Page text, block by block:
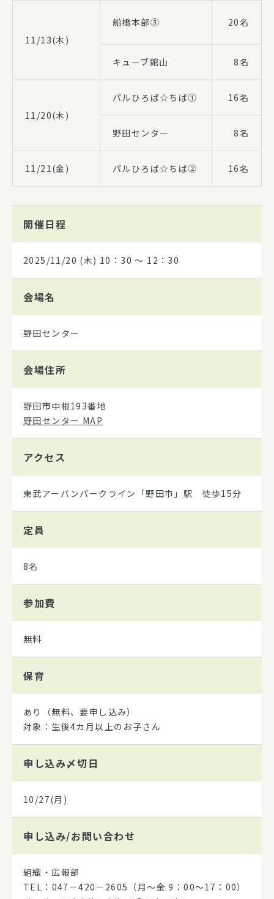
11/13(木)
船橋本部③ 20名
キューブ館山 8名
11/20(木)
パルひろば☆ちば① 16名
野田センター 8名
11/21(金) パルひろば☆ちば② 16名
開催日程
2025/11/20 (木) 10：30 〜 12：30
会場名
野田センター
会場住所
野田市中根193番地
野田センター MAP
アクセス
東武アーバンパークライン「野田市」駅 徒歩15分
定員
8名
参加費
無料
保育
あり（無料、要申し込み）
対象：生後4カ月以上のお子さん
申し込み〆切日
10/27(月)
申し込み/お問い合わせ
組織・広報部
TEL：047－420－2605（月～金 9：00～17：00）